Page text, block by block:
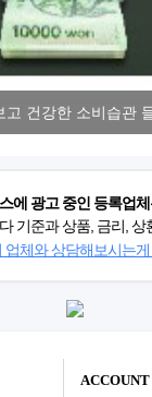
고 건강한 소비습관
에 광고 중인 등록업
기준과 상품, 금리, 상
업체와 상담해보시는게
ACCOUNT